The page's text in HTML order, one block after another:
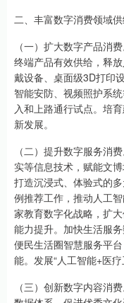
二、丰富数字消费领域
（一）扩大数字产品消
终端产品有效供给，释
戴设备、桌面级3D打印
智能安防、视频照护系
入和上路通行试点。培
新发展。
（二）提升数字服务消
实等信息技术，赋能文
打造沉浸式、体验式的
例推荐工作，推动人工
家教育数字化战略，扩
能力提升。加快生活服
便民生活圈智慧服务平
能。发展“人工智能+医
（三）创新数字内容消